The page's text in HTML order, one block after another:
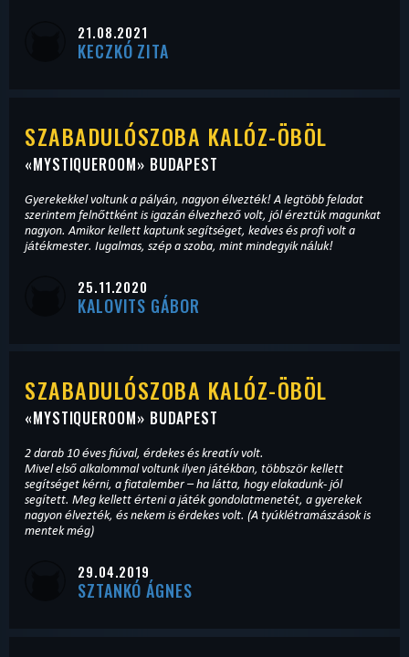
21.08.2021
KECZKÓ ZITA
SZABADULÓSZOBA KALÓZ-ÖBÖL
«MYSTIQUEROOM» BUDAPEST
Gyerekekkel voltunk a pályán, nagyon élvezték! A legtöbb feladat
szerintem felnőttként is igazán élvezhező volt, jól éreztük magunkat
nagyon. Amikor kellett kaptunk segítséget, kedves és profi volt a
játékmester. Iugalmas, szép a szoba, mint mindegyik náluk!
25.11.2020
KALOVITS GÁBOR
SZABADULÓSZOBA KALÓZ-ÖBÖL
«MYSTIQUEROOM» BUDAPEST
2 darab 10 éves fiúval, érdekes és kreatív volt.
Mivel első alkalommal voltunk ilyen játékban, többször kellett
segítséget kérni, a fiatalember – ha látta, hogy elakadunk- jól
segített. Meg kellett érteni a játék gondolatmenetét, a gyerekek
nagyon élvezték, és nekem is érdekes volt. (A tyúklétramászások is
mentek még)
29.04.2019
SZTANKÓ ÁGNES